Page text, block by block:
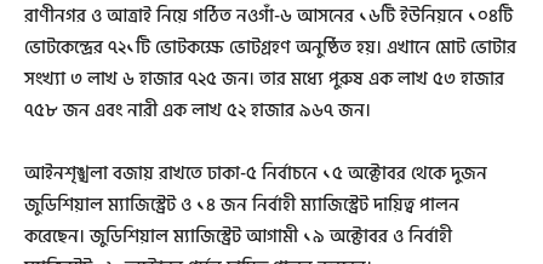
রাণীনগর ও আত্রাই নিয়ে গঠিত নওগাঁ-৬ আসনের ১৬টি ইউনিয়নে ১০৪টি
ভোটকেন্দ্রের ৭২১টি ভোটকক্ষে ভোটগ্রহণ অনুষ্ঠিত হয়। এখানে মোট ভোটার
সংখ্যা ৩ লাখ ৬ হাজার ৭২৫ জন। তার মধ্যে পুরুষ এক লাখ ৫৩ হাজার
৭৫৮ জন এবং নারী এক লাখ ৫২ হাজার ৯৬৭ জন।
আইনশৃঙ্খলা বজায় রাখতে ঢাকা-৫ নির্বাচনে ১৫ অক্টোবর থেকে দুজন
জুডিশিয়াল ম্যাজিস্ট্রেট ও ১৪ জন নির্বাহী ম্যাজিস্ট্রেট দায়িত্ব পালন
করেছেন। জুডিশিয়াল ম্যাজিস্ট্রেট আগামী ১৯ অক্টোবর ও নির্বাহী